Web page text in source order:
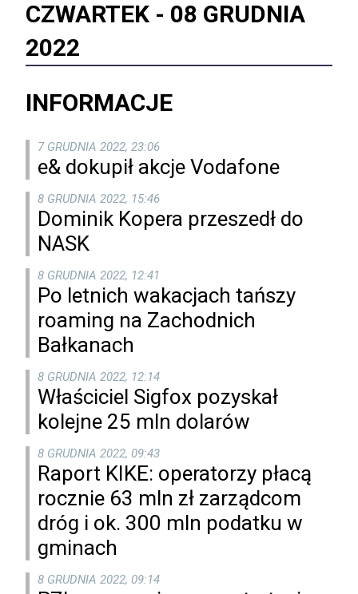
CZWARTEK - 08 GRUDNIA
2022
INFORMACJE
7 GRUDNIA 2022, 23:06
e& dokupił akcje Vodafone
8 GRUDNIA 2022, 15:46
Dominik Kopera przeszedł do
NASK
8 GRUDNIA 2022, 12:41
Po letnich wakacjach tańszy
roaming na Zachodnich
Bałkanach
8 GRUDNIA 2022, 12:14
Właściciel Sigfox pozyskał
kolejne 25 mln dolarów
8 GRUDNIA 2022, 09:43
Raport KIKE: operatorzy płacą
rocznie 63 mln zł zarządcom
dróg i ok. 300 mln podatku w
gminach
8 GRUDNIA 2022, 09:14